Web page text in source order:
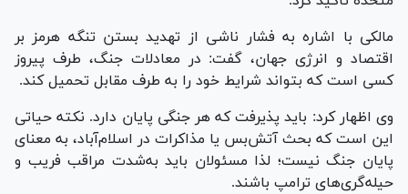
مالکی با اشاره به فشار ناشی از تهدید بستن تنگه هرمز بر
اقتصاد و انرژی جهان، گفت: در معادلات جنگ، طرف پیروز
کسی است که بتواند شرایط خود را به طرف مقابل تحمیل کند.
وی اظهار کرد: باید پذیرفت که هر جنگی پایان دارد. نکته حیاتی
این است که بحث آتش‌بس یا مذاکرات در اسلام‌آباد، به معنای
پایان جنگ نیست؛ لذا مسئولان باید به‌شدت مراقب فریب و
حیله‌گری‌های ترامپ باشند.